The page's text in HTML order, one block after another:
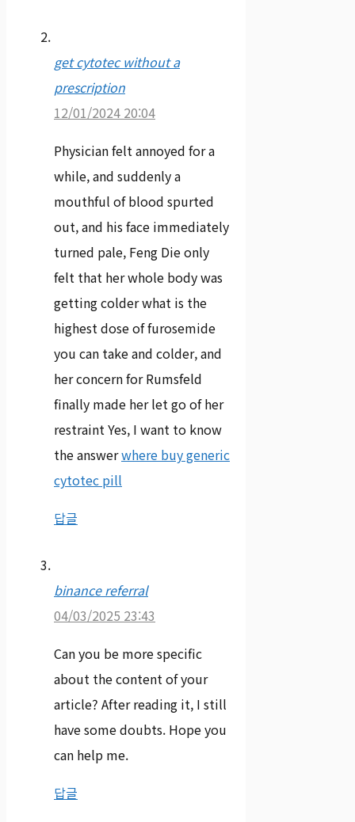
get cytotec without a
prescription
12/01/2024 20:04
Physician felt annoyed for a
while, and suddenly a
mouthful of blood spurted
out, and his face immediately
turned pale, Feng Die only
felt that her whole body was
getting colder what is the
highest dose of furosemide
you can take and colder, and
her concern for Rumsfeld
finally made her let go of her
restraint Yes, I want to know
the answerwhere buy generic
cytotec pill
답글
binance referral
04/03/2025 23:43
Can you be more specific
about the content of your
article? After reading it, I still
have some doubts. Hope you
can help me.
답글